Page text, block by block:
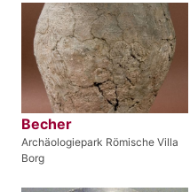
Becher
Archäologiepark Römische Villa
Borg